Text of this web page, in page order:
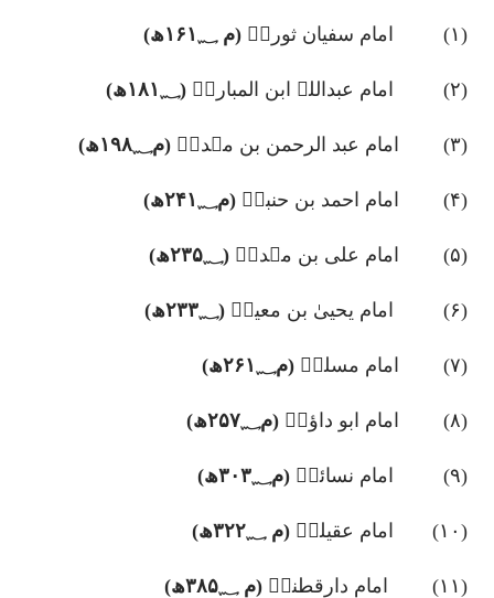
(۱) امام سفیان ثوریؒ (م ۱۶۱؁ھ)
(۲) امام عبداللہ ابن المبارکؒ ( ۱۸۱؁ھ)
(۳) امام عبد الرحمن بن مہدیؒ (م ۱۹۸؁ھ)
(۴) امام احمد بن حنبلؒ (م ۲۴۱؁ھ)
(۵) امام علی بن مہدیؒ ( ۲۳۵؁ھ)
(۶) امام یحییٰ بن معینؒ ( ۲۳۳؁ھ)
(۷) امام مسلمؒ (م ۲۶۱؁ھ)
(۸) امام ابو داؤدؒ (م ۲۵۷؁ھ)
(۹) امام نسائیؒ (م۳۰۳؁ھ)
( ۱۰) امام عقیلیؒ (م ۳۲۲؁ھ)
(۱۱) امام دارقطنیؒ (م ۳۸۵؁ھ)